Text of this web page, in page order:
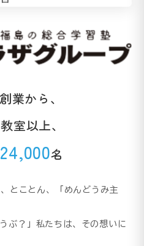
業から、
教室以上、
24,000名
とことん、「めんどうみ主
ぶ？」私たちは、その想いに